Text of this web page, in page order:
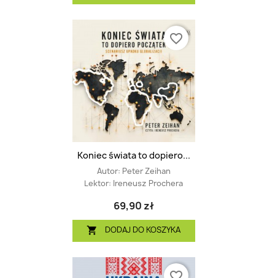
Koniec świata to dopiero...
Autor: Peter Zeihan
Lektor: Ireneusz Prochera
69,90 zł
 DODAJ DO KOSZYKA
favorite_border